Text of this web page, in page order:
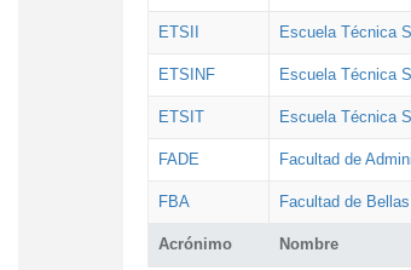
Acrónimo Nombre
ETSII Escuela Técnica
ETSINF Escuela Técnica
ETSIT Escuela Técnica
FADE Facultad de
FBA Facultad de